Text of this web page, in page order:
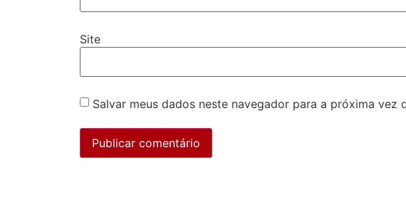
Site
Salvar meus dados neste navegador para a próxima vez